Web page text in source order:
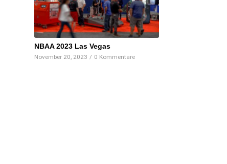
NBAA 2023 Las Vegas
November 20, 2023 / 0 Kommentare